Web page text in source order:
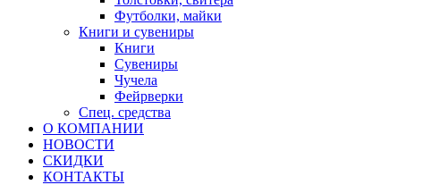
Футболки, майки
Книги и сувениры
Книги
Сувениры
Чучела
Фейрверки
Спец. средства
О КОМПАНИИ
НОВОСТИ
СКИДКИ
КОНТАКТЫ